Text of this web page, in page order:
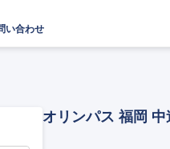
い合わせ
オリンパス 福岡